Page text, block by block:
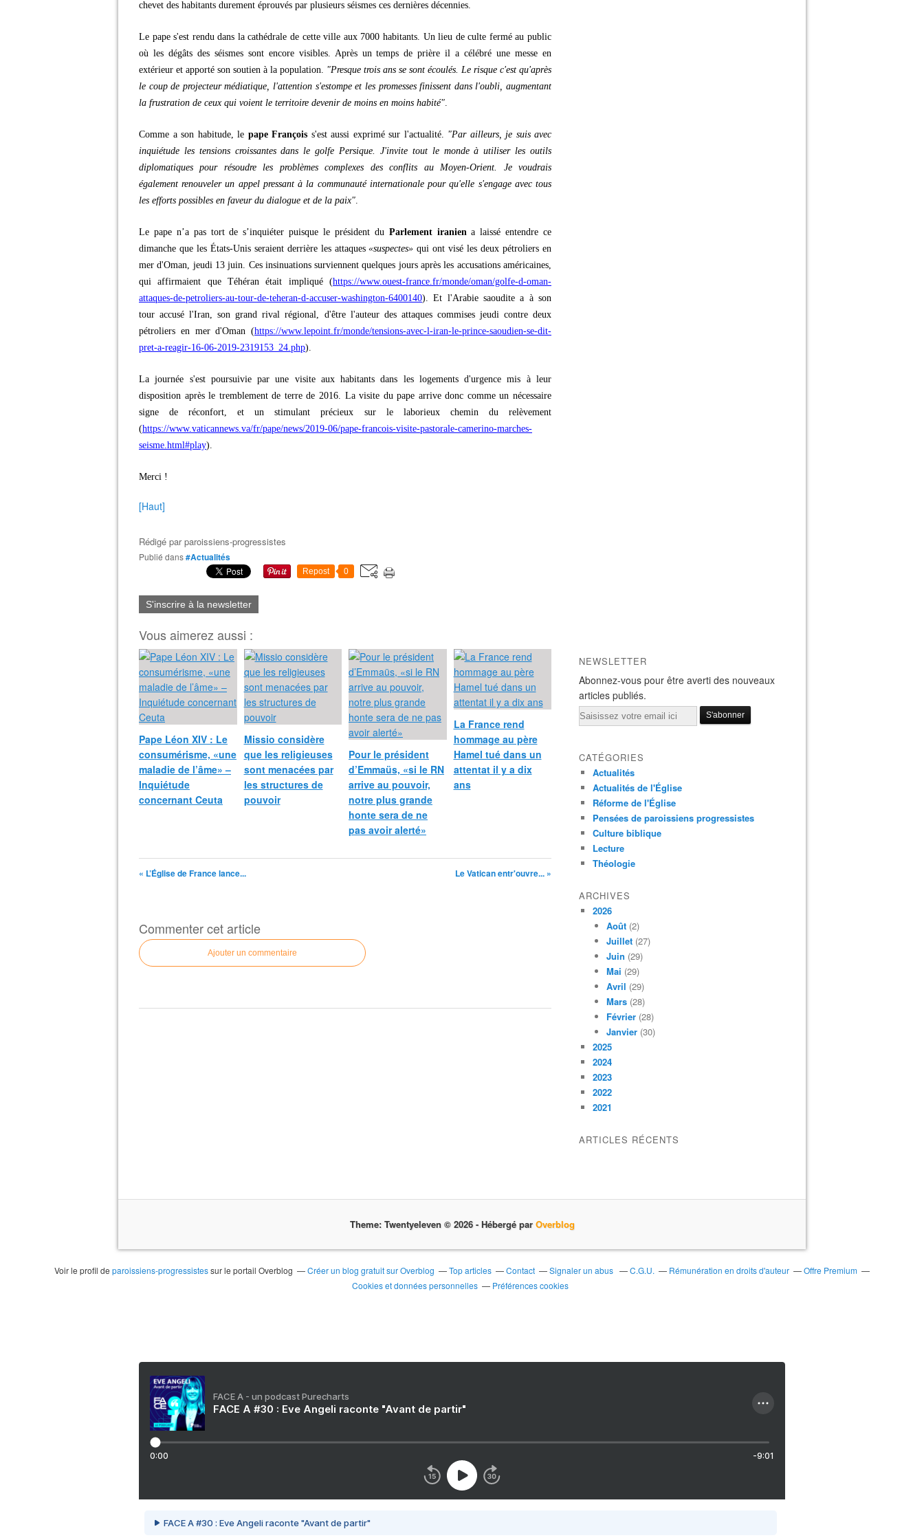
chevet des habitants durement éprouvés par plusieurs séismes ces dernières décennies.
Le pape s'est rendu dans la cathédrale de cette ville aux 7000 habitants. Un lieu de culte fermé au public
où les dégâts des séismes sont encore visibles. Après un temps de prière il a célébré une messe en
extérieur et apporté son soutien à la population. "Presque trois ans se sont écoulés. Le risque c'est qu'après
le coup de projecteur médiatique, l'attention s'estompe et les promesses finissent dans l'oubli, augmentant
la frustration de ceux qui voient le territoire devenir de moins en moins habité".
Comme a son habitude, le pape François s'est aussi exprimé sur l'actualité. "Par ailleurs, je suis avec
inquiétude les tensions croissantes dans le golfe Persique. J'invite tout le monde à utiliser les outils
diplomatiques pour résoudre les problèmes complexes des conflits au Moyen-Orient. Je voudrais
également renouveler un appel pressant à la communauté internationale pour qu'elle s'engage avec tous
les efforts possibles en faveur du dialogue et de la paix".
Le pape n’a pas tort de s’inquiéter puisque le président du Parlement iraniena laissé entendre ce
dimanche que les États-Unis seraient derrière les attaques«suspectes» qui ont visé les deux pétroliers en
mer d'Oman, jeudi 13 juin. Ces insinuations surviennent quelques jours après les accusations américaines,
qui affirmaient que Téhéran était impliqué (https://www.ouest-france.fr/monde/oman/golfe-d-oman-
attaques-de-petroliers-au-tour-de-teheran-d-accuser-washington-6400140). Et l'Arabie saoudite a à son
tour accusé l'Iran, son grand rival régional, d'être l'auteur des attaques commises jeudi contre deux
pétroliers en mer d'Oman (https://www.lepoint.fr/monde/tensions-avec-l-iran-le-prince-saoudien-se-dit-
pret-a-reagir-16-06-2019-2319153_24.php).
La journée s'est poursuivie par une visite aux habitants dans les logements d'urgence mis à leur
disposition après le tremblement de terre de 2016. La visite du pape arrive donc comme un nécessaire
signe de réconfort, et un stimulant précieux sur le laborieux chemin du relèvement
(https://www.vaticannews.va/fr/pape/news/2019-06/pape-francois-visite-pastorale-camerino-marches-
seisme.html#play).
Merci !
[Haut]
Rédigé parparoissiens-progressistes
Publié dans#Actualités
Repost 0
S'inscrire à la newsletter
Vous aimerez aussi :
Pape Léon XIV : Le
consumérisme, «une
maladie de l’âme» –
Inquiétude
concernant Ceuta
Missio considère
que les religieuses
sont menacées par
les structures de
pouvoir
Pour le président
d’Emmaüs, «si le RN
arrive au pouvoir,
notre plus grande
honte sera de ne
pas avoir alerté»
La France rend
hommage au père
Hamel tué dans un
attentat il y a dix
ans
« L’Église de France lance... Le Vatican entr'ouvre... »
Commenter cet article
Ajouter un commentaire
NEWSLETTER
Abonnez-vous pour être averti des nouveaux
articles publiés.
Email
CATÉGORIES
Actualités
Actualités de l'Église
Réforme de l'Église
Pensées de paroissiens progressistes
Culture biblique
Lecture
Théologie
ARCHIVES
2026
Août (2)
Juillet (27)
Juin (29)
Mai (29)
Avril (29)
Mars (28)
Février (28)
Janvier (30)
2025
2024
2023
2022
2021
ARTICLES RÉCENTS
Theme: Twentyeleven © 2026 - Hébergé par Overblog
Voir le profil de paroissiens-progressistessur le portail Overblog Créer un blog gratuit sur Overblog Top articles Contact Signaler un abus C.G.U. Rémunération en droits d'auteur
Offre Premium
Cookies et données personnelles
Préférences cookies
FACE A - un podcast Purecharts
FACE A #30 : Eve Angeli raconte "Avant de partir"
0:00 -9:01
FACE A #30 : Eve Angeli raconte "Avant de partir"